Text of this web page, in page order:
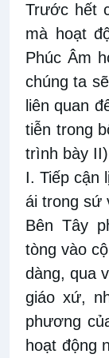
Trước hết
mà hoạt
Phúc Âm
chúng ta
liên quan
tiễn trong
trình bày
I. Tiếp cận
ái trong sứ
Bên Tây
tòng vào
dàng, qua
giáo xứ,
phương
hoạt động